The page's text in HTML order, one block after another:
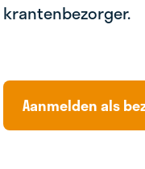
krantenbezorger.
Aanmelden als